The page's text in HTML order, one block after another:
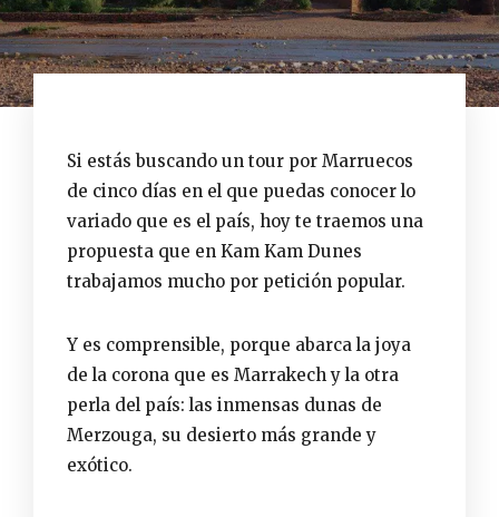
Si estás buscando un tour por Marruecos
de cinco días en el que puedas conocer lo
variado que es el país, hoy te traemos una
propuesta que en Kam Kam Dunes
trabajamos mucho por petición popular.
Y es comprensible, porque abarca la joya
de la corona que es Marrakech y la otra
perla del país: las inmensas dunas de
Merzouga, su desierto más grande y
exótico.